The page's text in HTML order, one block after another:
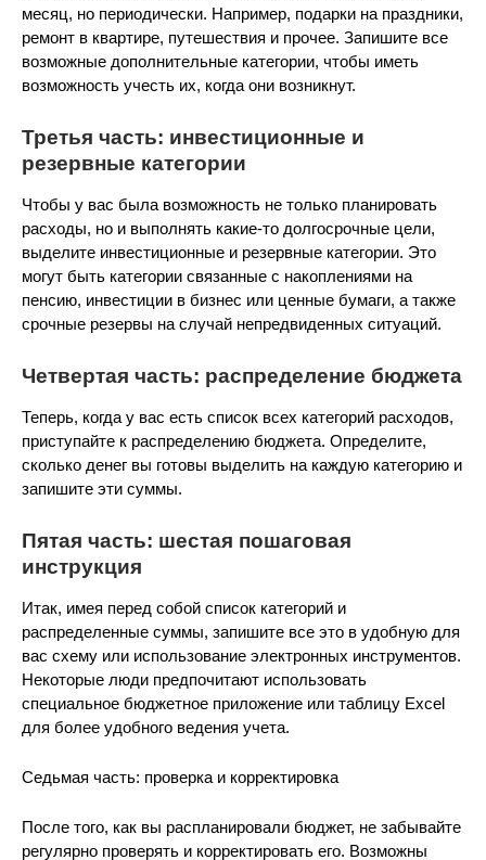
месяц, но периодически. Например, подарки на праздники,
ремонт в квартире, путешествия и прочее. Запишите все
возможные дополнительные категории, чтобы иметь
возможность учесть их, когда они возникнут.
Третья часть: инвестиционные и
резервные категории
Чтобы у вас была возможность не только планировать
расходы, но и выполнять какие-то долгосрочные цели,
выделите инвестиционные и резервные категории. Это
могут быть категории связанные с накоплениями на
пенсию, инвестиции в бизнес или ценные бумаги, а также
срочные резервы на случай непредвиденных ситуаций.
Четвертая часть: распределение бюджета
Теперь, когда у вас есть список всех категорий расходов,
приступайте к распределению бюджета. Определите,
сколько денег вы готовы выделить на каждую категорию и
запишите эти суммы.
Пятая часть: шестая пошаговая
инструкция
Итак, имея перед собой список категорий и
распределенные суммы, запишите все это в удобную для
вас схему или использование электронных инструментов.
Некоторые люди предпочитают использовать
специальное бюджетное приложение или таблицу Excel
для более удобного ведения учета.
Седьмая часть: проверка и корректировка
После того, как вы распланировали бюджет, не забывайте
регулярно проверять и корректировать его. Возможны